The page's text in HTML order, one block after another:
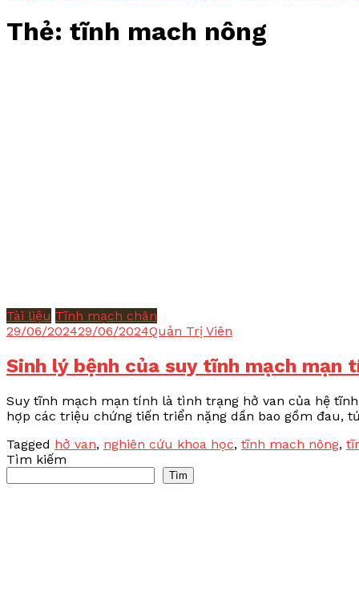
Thẻ: tĩnh mach nông
Tài liệu Tĩnh mạch chân
29/06/202429/06/2024Quản Trị Viên
Sinh lý bệnh của suy tĩnh mạch mạn
Suy tĩnh mạch mạn tính là tình trạng hở van của hệ
hợp các triệu chứng tiến triển nặng dần bao gồm đau,
Tagged hở van, nghiên cứu khoa học, tĩnh mach nông,
Tìm kiếm
Tìm